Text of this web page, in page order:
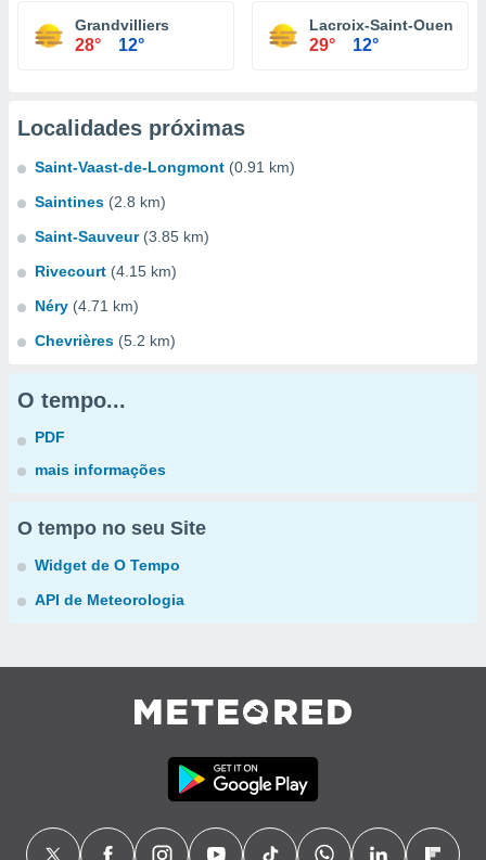
Grandvilliers
28° 12°
Lacroix-Saint-Ouen
29° 12°
Localidades próximas
Saint-Vaast-de-Longmont (0.91 km)
Saintines (2.8 km)
Saint-Sauveur (3.85 km)
Rivecourt (4.15 km)
Néry (4.71 km)
Chevrières (5.2 km)
O tempo...
PDF
mais informações
O tempo no seu Site
Widget de O Tempo
API de Meteorologia